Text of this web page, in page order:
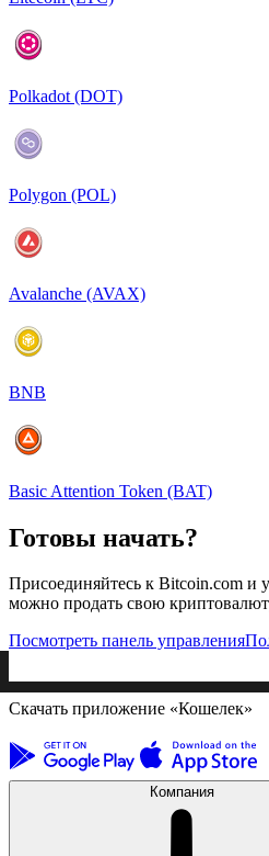
Polkadot (DOT)
Polygon (POL)
Avalanche (AVAX)
BNB
Basic Attention Token (BAT)
Готовы начать?
Присоединяйтесь к Bitcoin.com и
можно продать свою
Посмотреть панель управления
Скачать приложение «Кошелек»
Компания